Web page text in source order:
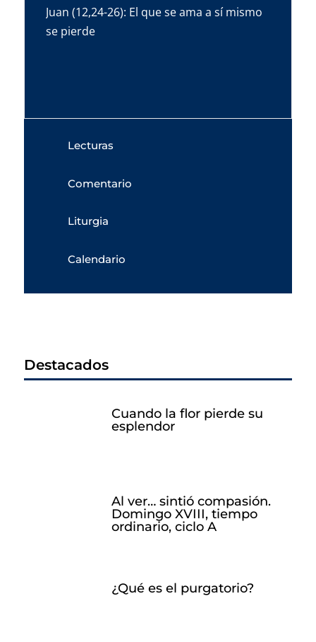
Juan (12,24-26): El que se ama a sí mismo
se pierde
Lecturas
Comentario
Liturgia
Calendario
Destacados
Cuando la flor pierde su
esplendor
Al ver… sintió compasión.
Domingo XVIII, tiempo
ordinario, ciclo A
¿Qué es el purgatorio?